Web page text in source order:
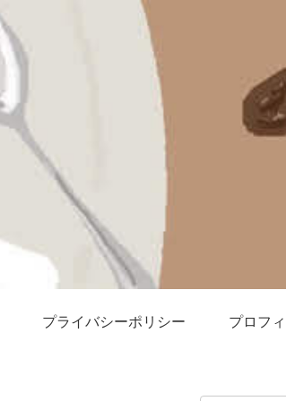
プライバシーポリシー プロフ